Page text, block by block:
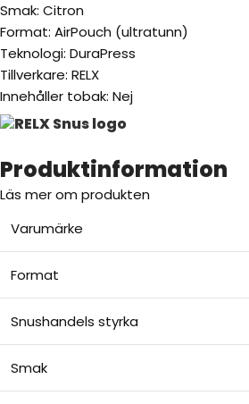
Smak: Citron
Format: AirPouch (ultratunn)
Teknologi: DuraPress
Tillverkare: RELX
Innehåller tobak: Nej
Produktinformation
Läs mer om produkten
Varumärke
Format
Snushandels styrka
Smak